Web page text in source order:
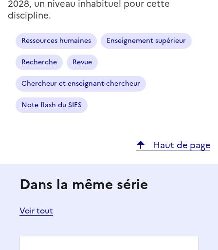
2028, un niveau inhabituel pour cette
discipline.
Ressources humaines Enseignement supérieur
Recherche Revue
Chercheur et enseignant-chercheur
Note flash du SIES
Haut de page
Dans la même série
Voir tout